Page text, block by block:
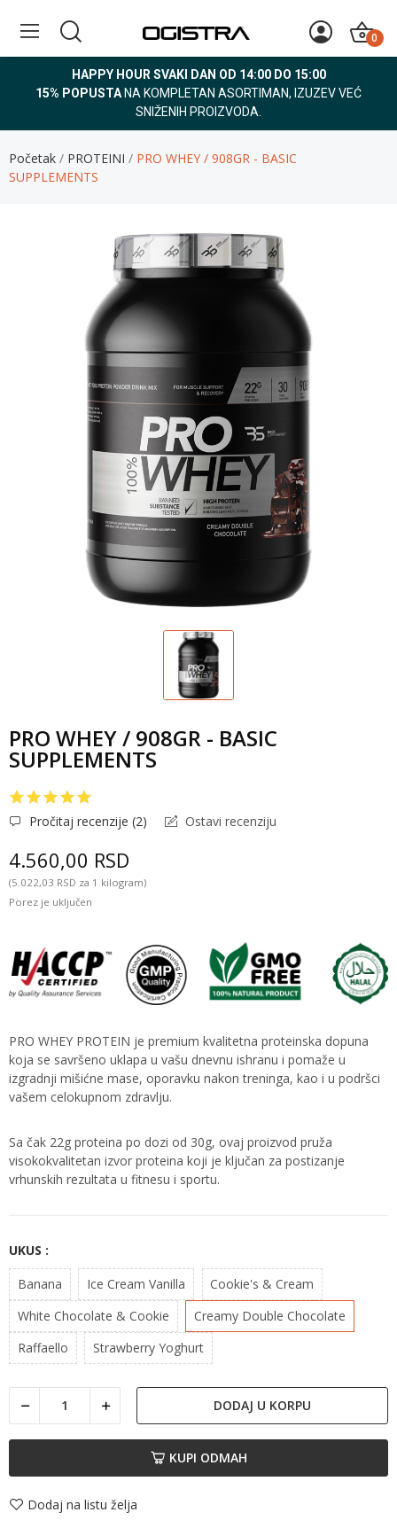
0
HAPPY HOUR SVAKI DAN OD 14:00 DO 15:00
15% POPUSTA NA KOMPLETAN ASORTIMAN, IZUZEV VEĆ
SNIŽENIH PROIZVODA.
Početak PROTEINI
PRO WHEY / 908GR - BASIC
SUPPLEMENTS
PRO WHEY / 908GR - BASIC
SUPPLEMENTS
Pročitaj recenzije (2) Ostavi recenziju
4.560,00 RSD
(5.022,03 RSD za 1 kilogram)
Porez je uključen
PRO WHEY PROTEIN je premium kvalitetna proteinska dopuna
koja se savršeno uklapa u vašu dnevnu ishranu i pomaže u
izgradnji mišićne mase, oporavku nakon treninga, kao i u podršci
vašem celokupnom zdravlju.
Sa čak 22g proteina po dozi od 30g, ovaj proizvod pruža
visokokvalitetan izvor proteina koji je ključan za postizanje
vrhunskih rezultata u fitnesu i sportu.
UKUS :
Banana Ice Cream Vanilla
Cookie's & Cream
White Chocolate & Cookie
Creamy Double Chocolate
Raffaello
Strawberry Yoghurt
DODAJ U KORPU
KUPI ODMAH
Dodaj na listu želja